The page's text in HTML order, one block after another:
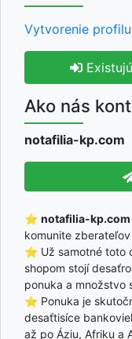
Vytvorenie profilu
Ako nás
notafilia-kp.com
⭐ notafilia-kp.com
komunite
⭐ Už samotné toto
shopom stojí
ponuka a množstvo
⭐ Ponuka je
desaťtisíce
až po Áziu, Afriku a